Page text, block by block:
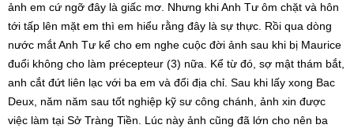
ảnh em cứ ngỡ đây là giấc mơ. Nhưng khi Anh Tư ôm chặt và hôn
tới tấp lên mặt em thì em hiểu rằng đây là sự thực. Rồi qua dòng
nước mắt Anh Tư kể cho em nghe cuộc đời ảnh sau khi bị Maurice
đuổi không cho làm précepteur (3) nữa. Kể từ đó, sợ mật thám bắt,
anh cắt đứt liên lạc với ba em và đổi địa chỉ. Sau khi lấy xong Bac
Deux, năm năm sau tốt nghiệp kỹ sư công chánh, ảnh xin được
việc làm tại Sở Tràng Tiền. Lúc này ảnh cũng đã lớn cho nên ba